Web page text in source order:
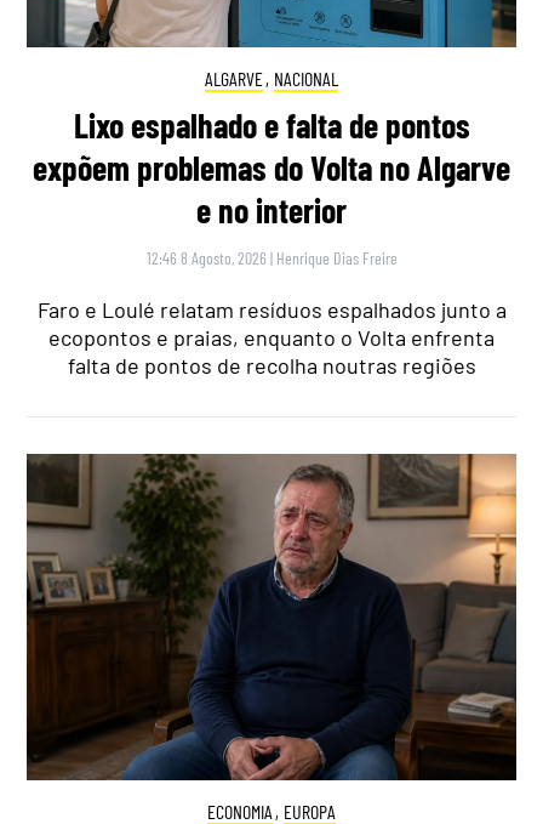
ALGARVE, NACIONAL
Lixo espalhado e falta de pontos
expõem problemas do Volta no Algarve
e no interior
12:46 8 Agosto, 2026 | Henrique Dias Freire
Faro e Loulé relatam resíduos espalhados junto a
ecopontos e praias, enquanto o Volta enfrenta
falta de pontos de recolha noutras regiões
ECONOMIA , EUROPA